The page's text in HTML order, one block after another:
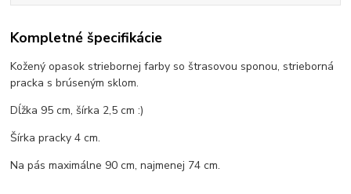
Kompletné špecifikácie
Kožený opasok striebornej farby so štrasovou sponou, strieborná
pracka s brúseným sklom.
Dĺžka 95 cm, šírka 2,5 cm :)
Šírka pracky 4 cm.
Na pás maximálne 90 cm, najmenej 74 cm.